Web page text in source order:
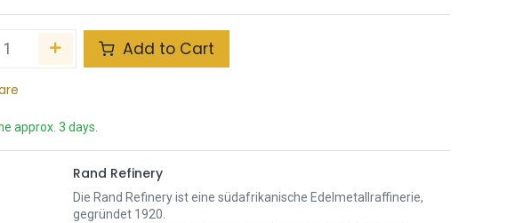
Add to Cart
approx. 3 days.
Rand Refinery
Die Rand Refinery ist eine südafrikanische Edelmetallraffinerie,
gegründet 1920.